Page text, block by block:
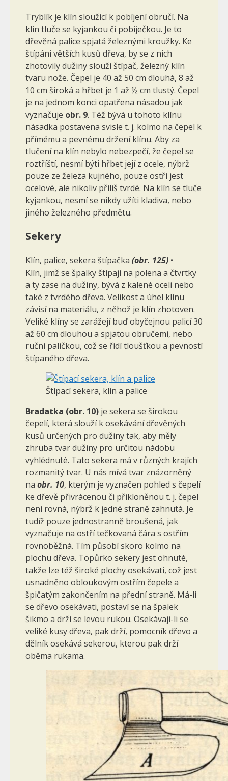
Tryblík je klín sloužící k pobíjení obručí. Na
klín tluče se kyjankou či pobíječkou. Je to
dřevěná palice spjatá železnými kroužky. Ke
štípáni větších kusů dřeva, by se z nich
zhotovily dužiny slouží štípač, železný klín
tvaru nože. Čepel je 40 až 50 cm dlouhá, 8 až
10 cm široká a hřbet je 1 až ½ cm tlustý. Čepel
je na jednom konci opa­třena násadou jak
vyznačuje obr. 9. Též bývá u tohoto klínu
násadka po­stavena svisle t. j. kolmo na čepel k
přímému a pevnému držení klínu. Aby za
tlučení na klín nebylo nebezpečí, že čepel se
roztříští, nesmí býti hřbet její z ocele, nýbrž
pouze ze železa kujného, pouze ostří jest
ocelové, ale nikoliv příliš tvrdé. Na klín se tluče
kyjankou, nesmí se nikdy užíti kladiva, nebo
jiného železného předmětu.
Sekery
Klín, palice, sekera štípačka (obr. 125) •
Klín, jimž se špalky štípají na polena a čtvrtky
a ty zase na dužiny, bývá z kalené oceli nebo
také z tvrdého dřeva. Velikost a úhel klínu
závisí na materiálu, z něhož je klín zhotoven.
Veliké klíny se zarážejí buď obyčejnou palicí 30
až 60 cm dlouhou a spjatou obručemi, nebo
ruční paličkou, což se řídí tloušťkou a pevností
štípaného dřeva.
Štípací sekera, klín a palice
Bradatka (obr. 10) je sekera se širokou
čepelí, která slouží k osekávání dřevěných
kusů určených pro dužiny tak, aby měly
zhruba tvar dužiny pro určitou nádobu
vyhlédnuté. Tato sekera má v různých krajích
rozmanitý tvar. U nás mívá tvar znázorněný
na obr. 10, kterým je vyznačen pohled s čepelí
ke dřevě přivrácenou či přikloněnou t. j. čepel
není rovná, nýbrž k jedné straně zahnutá. Je
tudíž pouze jednostranně broušená, jak
vyznačuje na ostří tečkovaná čára s ostřím
rovnoběžná. Tím působí skoro kolmo na
plochu dřeva. Topůrko sekery jest ohnuté,
takže lze též široké plochy osekávati, což jest
usnadněno obloukovým ostřím čepele a
špiča­tým zakončením na přední straně. Má-li
se dřevo osekávati, postaví se na špalek
šikmo a drží se levou rukou. Osekávaji-li se
veliké kusy dřeva, pak drží, pomocník dřevo a
dělník osekává sekerou, kterou pak drží
oběma rukama.